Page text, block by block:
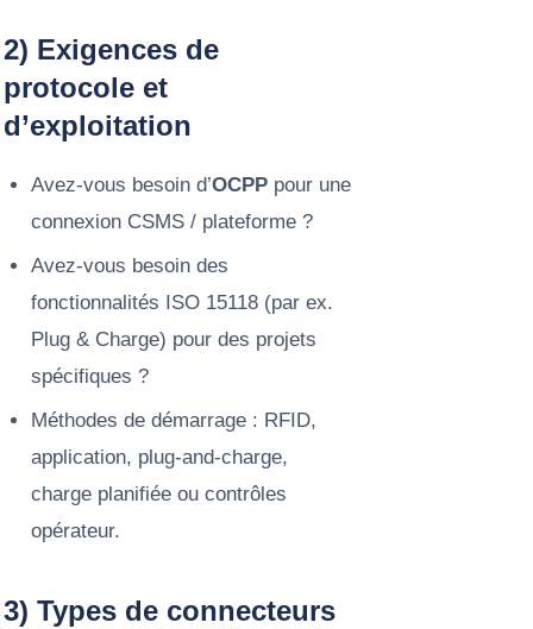
2) Exigences de
protocole et
d’exploitation
Avez-vous besoin d’OCPPpour une
connexion CSMS / plateforme ?
Avez-vous besoin des
fonctionnalités ISO 15118 (par ex.
Plug & Charge) pour des projets
spécifiques ?
Méthodes de démarrage : RFID,
application, plug-and-charge,
charge planifiée ou contrôles
opérateur.
3) Types de connecteurs